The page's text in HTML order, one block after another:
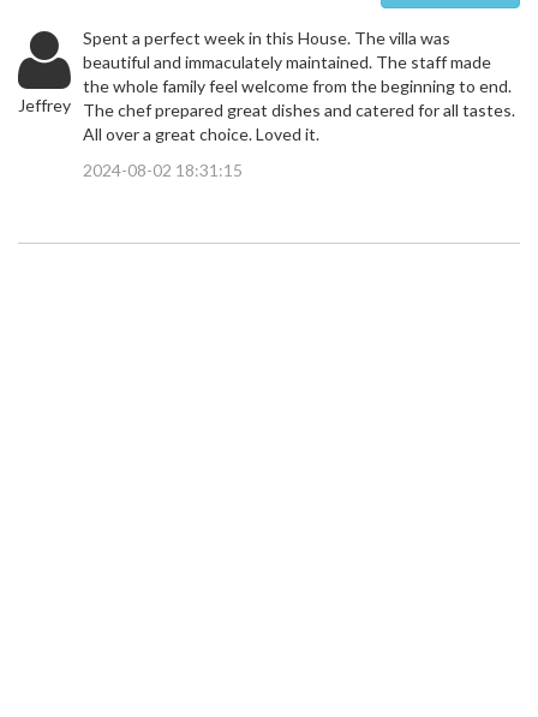
Jeffrey
Spent a perfect week in this House. The villa was
beautiful and immaculately maintained. The staff made
the whole family feel welcome from the beginning to end.
The chef prepared great dishes and catered for all tastes.
All over a great choice. Loved it.
2024-08-02 18:31:15